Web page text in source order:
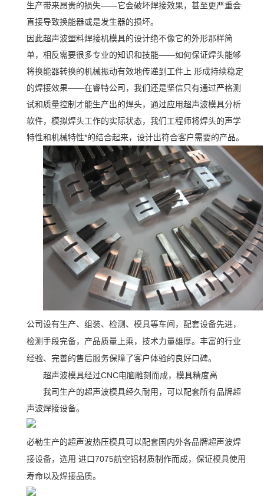
生产带来昂贵的损失——它会破坏焊接效果，甚至更严重会
直接导致换能器或是发生器的损坏。
因此超声波塑料焊接机模具的设计绝不像它的外形那样简
单，相反需要很多专业的知识和技能——如何保证焊头能够
将换能器转换的机械振动有效地传递到工件上 形成持续稳定
的焊接效果——在睿特公司，我们还是坚信只有通过严格测
试和质量控制才能生产出的焊头，通过应用超声波模具分析
软件，模拟焊头工作的实际状态，我们工程师将焊头的声学
特性和机械特性*的结合起来，设计出符合客户需要的产品。
公司设有生产、组装、检测、模具等车间，配套设备先进，
检测手段完备，产品质量上乘，技术力量雄厚。丰富的行业
经验、完善的售后服务保障了客户体验的良好口碑。
超声波模具经过CNC电脑雕刻而成，模具精度高
我司生产的超声波模具经久耐用，可以配套所有品牌超
声波焊接设备。
必勒生产的超声波热压模具可以配套国内外各品牌超声波焊
接设备，选用 进口7075航空铝材质制作而成，保证模具使用
寿命以及焊接品质。